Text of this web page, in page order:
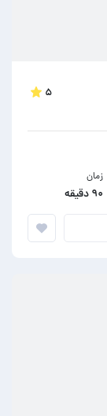
۵
زمان
۹۰ دقیقه